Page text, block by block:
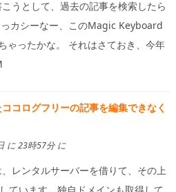
うとして、過去の記事を検索したら
カシーなー、このMagic Keyboard
ゃったかな。 それはさておき、今年
コログフリーの記事を編集できなく
に 23時57分 に
レンタルサーバーを借りて、その上